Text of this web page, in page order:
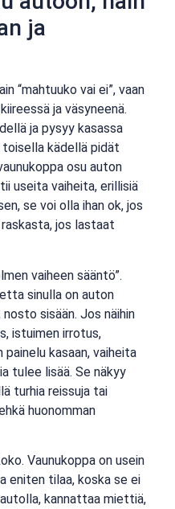
ja
“mahtuuko vai ei”, vaan
ja väsyneenä.
ja pysyy kasassa
kädellä pidät
osu auton
useita vaiheita, erillisiä
se voi olla ihan ok, jos
jos lastaat
vaiheen sääntö”.
sinulla on auton
sisään. Jos näihin
istuimen irrotus,
kasaan, vaiheita
tulee lisää. Se näkyy
turhia reissuja tai
huonomman
Vaunukoppa on usein
eniten tilaa, koska se ei
kannattaa miettiä,